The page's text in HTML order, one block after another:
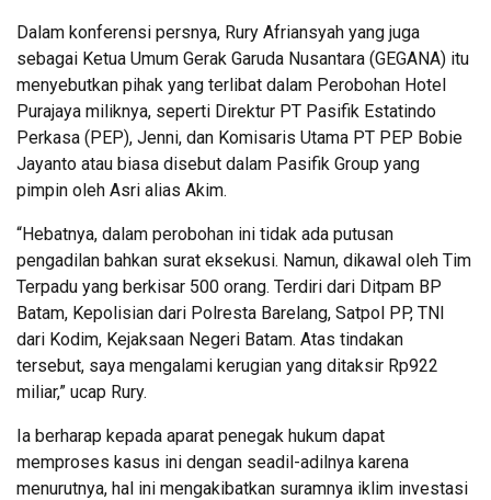
Dalam konferensi persnya, Rury Afriansyah yang juga
sebagai Ketua Umum Gerak Garuda Nusantara (GEGANA) itu
menyebutkan pihak yang terlibat dalam Perobohan Hotel
Purajaya miliknya, seperti Direktur PT Pasifik Estatindo
Perkasa (PEP), Jenni, dan Komisaris Utama PT PEP Bobie
Jayanto atau biasa disebut dalam Pasifik Group yang
pimpin oleh Asri alias Akim.
“Hebatnya, dalam perobohan ini tidak ada putusan
pengadilan bahkan surat eksekusi. Namun, dikawal oleh Tim
Terpadu yang berkisar 500 orang. Terdiri dari Ditpam BP
Batam, Kepolisian dari Polresta Barelang, Satpol PP, TNI
dari Kodim, Kejaksaan Negeri Batam. Atas tindakan
tersebut, saya mengalami kerugian yang ditaksir Rp922
miliar,” ucap Rury.
Ia berharap kepada aparat penegak hukum dapat
memproses kasus ini dengan seadil-adilnya karena
menurutnya, hal ini mengakibatkan suramnya iklim investasi